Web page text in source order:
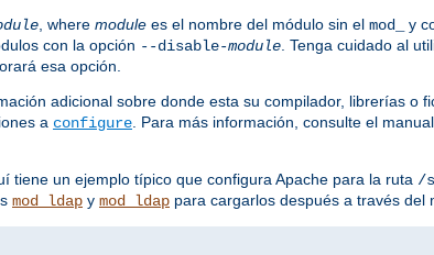
, where module es el nombre del módulo sin el mod_
y
con la opción --disable-module. Tenga cuidado al
esa opción.
adicional sobre donde esta su compilador, librerías o
a configure. Para más información, consulte el
tiene un ejemplo típico que configura Apache para la ruta /
mod_ldap y mod_ldap para cargarlos después a través del